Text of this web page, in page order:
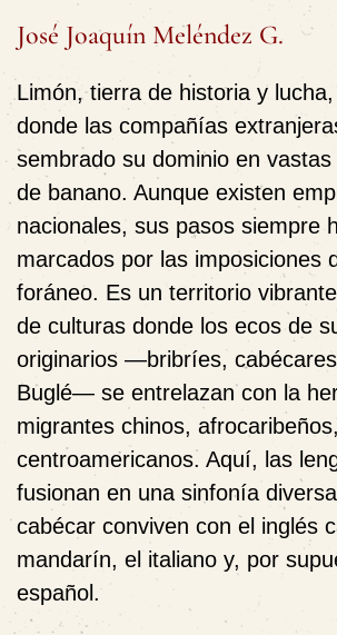
José Joaquín Meléndez G.
Limón, tierra de historia y
donde las compañías
sembrado su dominio en
de banano. Aunque existen
nacionales, sus pasos siempre
marcados por las imposiciones
foráneo. Es un territorio
de culturas donde los ecos de
originarios —bribríes,
Buglé— se entrelazan con la
migrantes chinos,
centroamericanos. Aquí, las
fusionan en una sinfonía
cabécar conviven con el inglés
mandarín, el italiano y, por
español.